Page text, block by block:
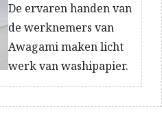
De ervaren handen van
de werknemers van
Awagami maken licht
werk van washipapier.